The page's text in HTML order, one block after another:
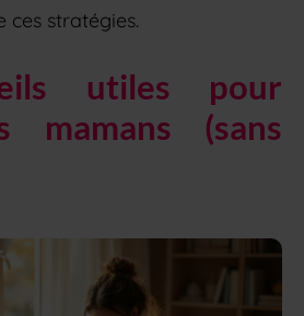
ces stratégies.
utiles pour
mamans (sans